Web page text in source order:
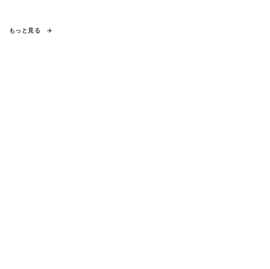
もっと見る